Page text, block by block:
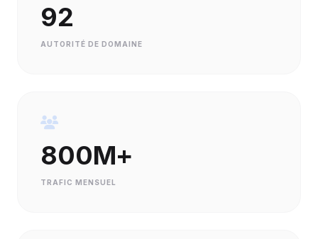
92
AUTORITÉ DE DOMAINE
800M+
TRAFIC MENSUEL